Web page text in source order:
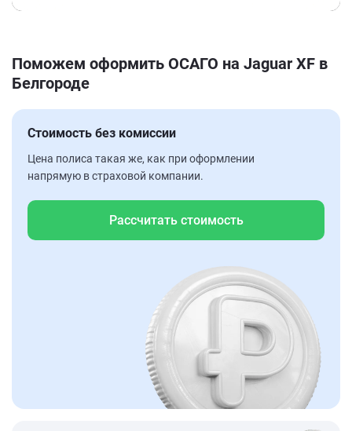
Поможем оформить ОСАГО на Jaguar XF в
Белгороде
Стоимость без комиссии
Цена полиса такая же, как при оформлении
напрямую в страховой компании.
Рассчитать стоимость